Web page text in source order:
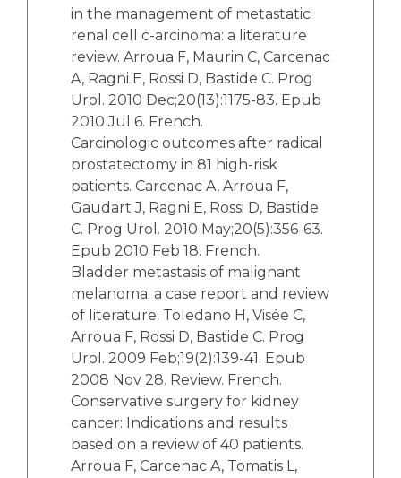
in the management of metastatic
renal cell c-arcinoma: a literature
review. Arroua F, Maurin C, Carcenac
A, Ragni E, Rossi D, Bastide C. Prog
Urol. 2010 Dec;20(13):1175-83. Epub
2010 Jul 6. French.
Carcinologic outcomes after radical
prostatectomy in 81 high-risk
patients. Carcenac A, Arroua F,
Gaudart J, Ragni E, Rossi D, Bastide
C. Prog Urol. 2010 May;20(5):356-63.
Epub 2010 Feb 18. French.
Bladder metastasis of malignant
melanoma: a case report and review
of literature. Toledano H, Visée C,
Arroua F, Rossi D, Bastide C. Prog
Urol. 2009 Feb;19(2):139-41. Epub
2008 Nov 28. Review. French.
Conservative surgery for kidney
cancer: Indications and results
based on a review of 40 patients.
Arroua F, Carcenac A, Tomatis L,